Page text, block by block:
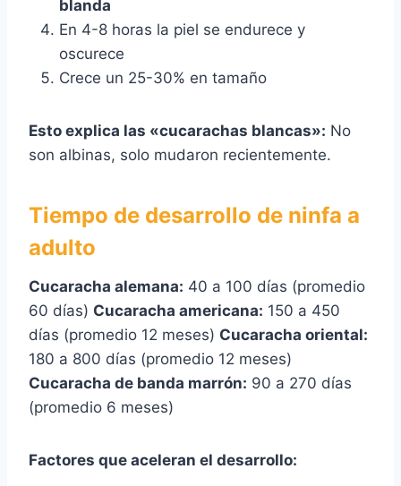
blanda
En 4-8 horas la piel se endurece y
oscurece
Crece un 25-30% en tamaño
Esto explica las «cucarachas blancas»: No
son albinas, solo mudaron recientemente.
Tiempo de desarrollo de ninfa a
adulto
Cucaracha alemana: 40 a 100 días (promedio
60 días) Cucaracha americana: 150 a 450
días (promedio 12 meses) Cucaracha oriental:
180 a 800 días (promedio 12 meses)
Cucaracha de banda marrón: 90 a 270 días
(promedio 6 meses)
Factores que aceleran el desarrollo: